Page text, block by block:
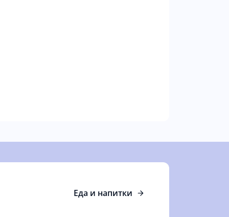
Еда и напитки